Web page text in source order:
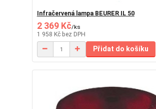
Infračervená lampa BEURER IL 50
2 369 Kč/ks
1 958 Kč bez DPH
Přidat do košíku